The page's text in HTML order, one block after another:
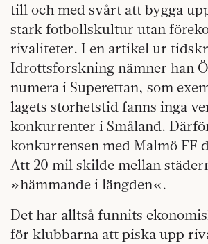
till och med svårt att bygga
stark fotbollskultur utan
rivaliteter. I en artikel ur
Idrottsforskning nämner han
numera i Superettan, som
lagets storhetstid fanns inga
konkurrenter i Småland.
konkurrensen med Malmö FF
Att 20 mil skilde mellan
»hämmande i längden«.
Det har alltså funnits
för klubbarna att piska upp